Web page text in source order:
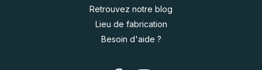
Retrouvez notre blog
Lieu de fabrication
Besoin d'aide ?